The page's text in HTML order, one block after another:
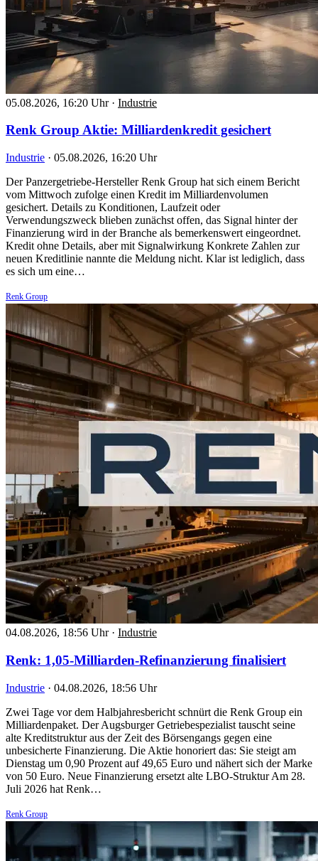
05.08.2026, 16:20 Uhr · Industrie
Renk Group Aktie: Milliardenkredit gesichert
Industrie · 05.08.2026, 16:20 Uhr
Der Panzergetriebe-Hersteller Renk Group hat sich einem Bericht
vom Mittwoch zufolge einen Kredit im Milliardenvolumen
gesichert. Details zu Konditionen, Laufzeit oder
Verwendungszweck blieben zunächst offen, das Signal hinter der
Finanzierung wird in der Branche als bemerkenswert eingeordnet.
Kredit ohne Details, aber mit Signalwirkung Konkrete Zahlen zur
neuen Kreditlinie nannte die Meldung nicht. Klar ist lediglich, dass
es sich um eine…
Renk Group
04.08.2026, 18:56 Uhr · Industrie
Renk: 1,05-Milliarden-Refinanzierung finalisiert
Industrie · 04.08.2026, 18:56 Uhr
Zwei Tage vor dem Halbjahresbericht schnürt die Renk Group ein
Milliardenpaket. Der Augsburger Getriebespezialist tauscht seine
alte Kreditstruktur aus der Zeit des Börsengangs gegen eine
unbesicherte Finanzierung. Die Aktie honoriert das: Sie steigt am
Dienstag um 0,90 Prozent auf 49,65 Euro und nähert sich der Marke
von 50 Euro. Neue Finanzierung ersetzt alte LBO-Struktur Am 28.
Juli 2026 hat Renk…
Renk Group